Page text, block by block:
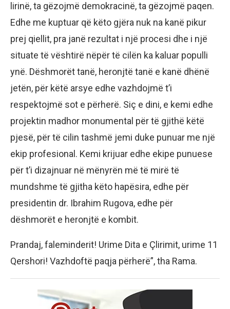
lirinë, ta gëzojmë demokracinë, ta gëzojmë paqen.
Edhe me kuptuar që këto gjëra nuk na kanë pikur
prej qiellit, pra janë rezultat i një procesi dhe i një
situate të vështirë nëpër të cilën ka kaluar populli
ynë. Dëshmorët tanë, heronjtë tanë e kanë dhënë
jetën, për këtë arsye edhe vazhdojmë t’i
respektojmë sot e përherë. Siç e dini, e kemi edhe
projektin madhor monumental për të gjithë këtë
pjesë, për të cilin tashmë jemi duke punuar me një
ekip profesional. Kemi krijuar edhe ekipe punuese
për t’i dizajnuar në mënyrën më të mirë të
mundshme të gjitha këto hapësira, edhe për
presidentin dr. Ibrahim Rugova, edhe për
dëshmorët e heronjtë e kombit.
Prandaj, faleminderit! Urime Dita e Çlirimit, urime 11
Qershori! Vazhdoftë paqja përherë”, tha Rama.